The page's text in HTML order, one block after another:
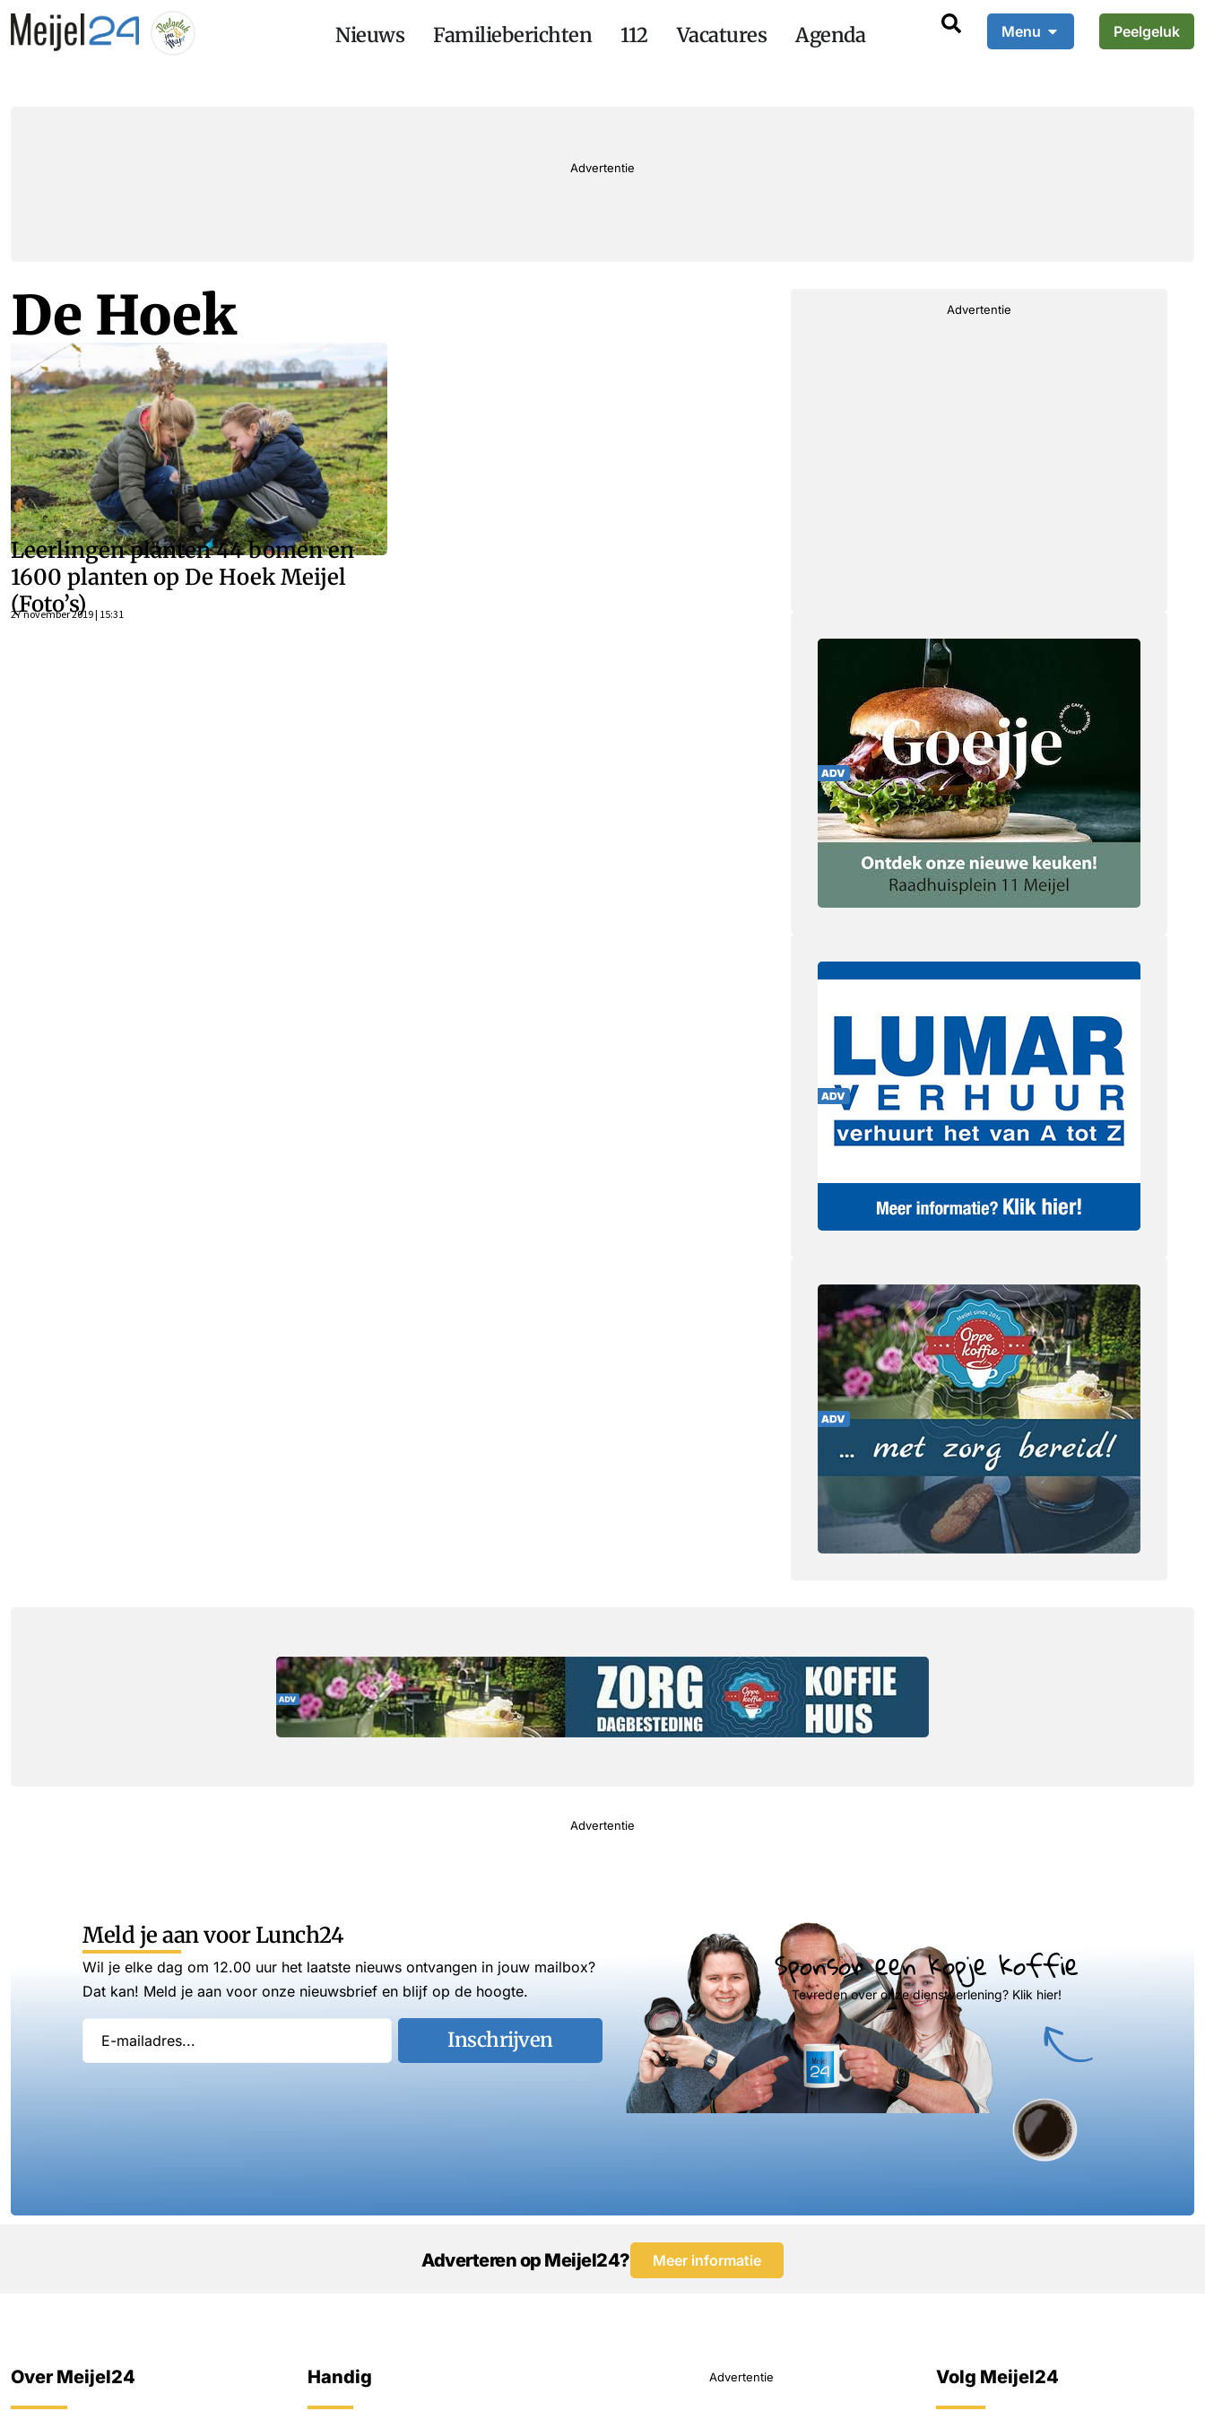
Nieuws Familieberichten 112 Vacatures Agenda Menu Peelgeluk
Advertentie
De Hoek
Leerlingen planten 44 bomen en
1600 planten op De Hoek Meijel
(Foto’s)
27 november 2019 | 15:31
Advertentie
Advertentie
Meld je aan voor Lunch24
Wil je elke dag om 12.00 uur het laatste nieuws ontvangen in jouw mailbox?
Dat kan! Meld je aan voor onze nieuwsbrief en blijf op de hoogte.
Inschrijven
Sponsor een kopje koffie
Tevreden over onze dienstverlening? Klik hier!
Adverteren op Meijel24? Meer informatie
Over Meijel24 Handig Advertentie Volg Meijel24